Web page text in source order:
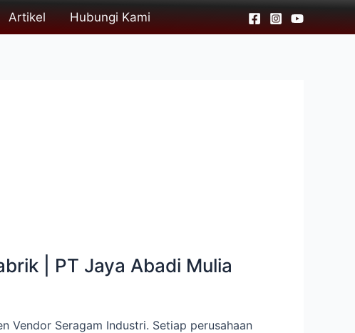
Artikel Hubungi Kami
| PT Jaya Abadi Mulia
Vendor Seragam Industri. Setiap perusahaan